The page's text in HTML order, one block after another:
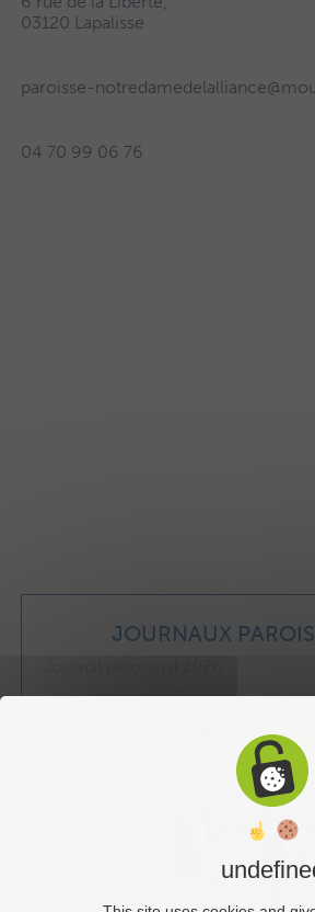
03120 Lapalisse
paroisse-
04 70 99 06 76
JOURNAUX